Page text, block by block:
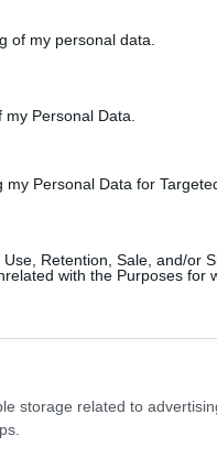
of my personal data.
Personal Data.
Personal Data for
Retention, Sale, and/or
with the Purposes for
storage related to